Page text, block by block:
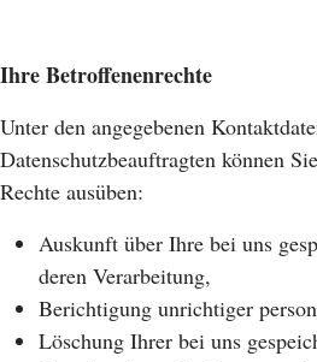
Ihre Betroffenenrechte
Unter den angegebenen
Datenschutzbeauftragten können
Rechte ausüben:
Auskunft über Ihre bei uns
deren Verarbeitung,
Berichtigung unrichtiger
Löschung Ihrer bei uns